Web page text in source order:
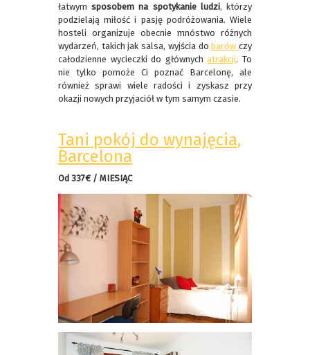
łatwymsposobem na spotykanie ludzi, którzy
podzielają miłość i pasję podróżowania. Wiele
hosteli organizuje obecnie mnóstwo różnych
wydarzeń, takich jak salsa, wyjścia do barówczy
całodzienne wycieczki do głównychatrakcji. To
nie tylko pomoże Ci poznać Barcelonę, ale
również sprawi wiele radości i zyskasz przy
okazji nowych przyjaciół w tym samym czasie.
Tani pokój do wynajęcia,
Barcelona
Od 337€ / MIESIĄC